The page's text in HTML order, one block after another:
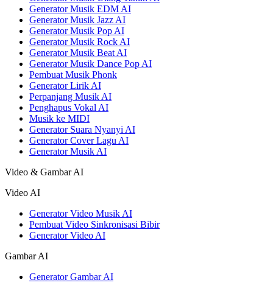
Generator Musik EDM AI
Generator Musik Jazz AI
Generator Musik Pop AI
Generator Musik Rock AI
Generator Musik Beat AI
Generator Musik Dance Pop AI
Pembuat Musik Phonk
Generator Lirik AI
Perpanjang Musik AI
Penghapus Vokal AI
Musik ke MIDI
Generator Suara Nyanyi AI
Generator Cover Lagu AI
Generator Musik AI
Video & Gambar AI
Video AI
Generator Video Musik AI
Pembuat Video Sinkronisasi Bibir
Generator Video AI
Gambar AI
Generator Gambar AI